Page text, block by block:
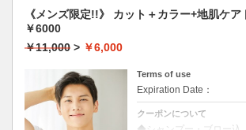
《メンズ限定!!》 カット＋カラー+地肌ケア
￥6000
￥11,000 > ￥6,000
Terms of use
Expiration Date：
クーポンについて